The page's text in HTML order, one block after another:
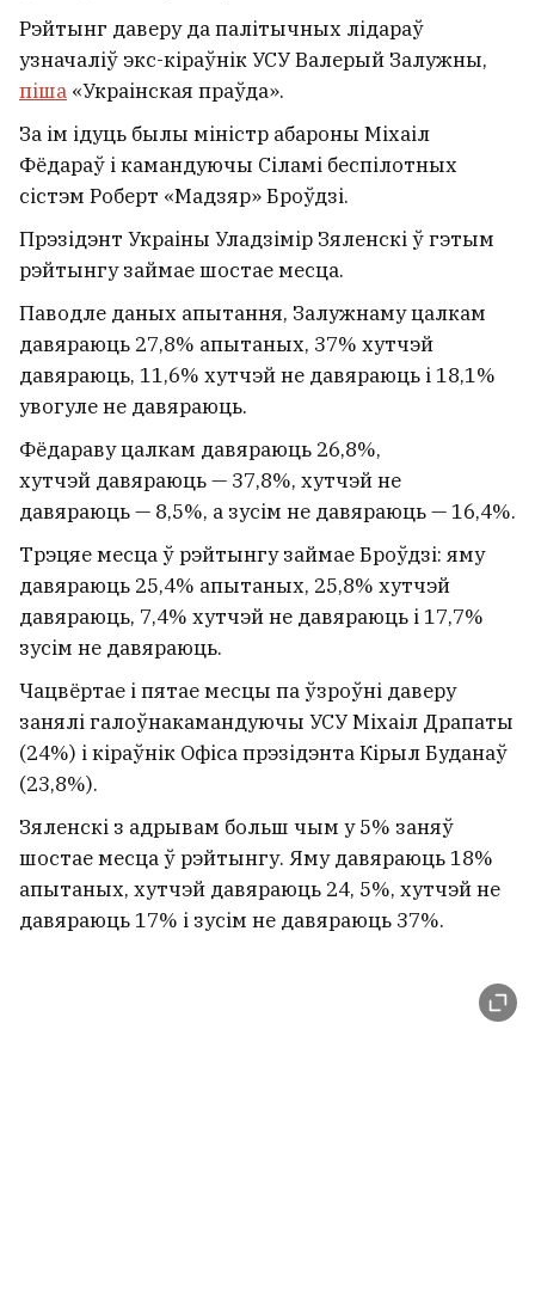
Рэйтынг даверу да палітычных лідараў
узначаліў экс-кіраўнік УСУ Валерый Залужны,
піша «Украінская праўда».
За ім ідуць былы міністр абароны Міхаіл
Фёдараў і камандуючы Сіламі беспілотных
сістэм Роберт «Мадзяр» Броўдзі.
Прэзідэнт Украіны Уладзімір Зяленскі ў гэтым
рэйтынгу займае шостае месца.
Паводле даных апытання, Залужнаму цалкам
давяраюць 27,8% апытаных, 37% хутчэй
давяраюць, 11,6% хутчэй не давяраюць і 18,1%
увогуле не давяраюць.
Фёдараву цалкам давяраюць 26,8%,
хутчэй давяраюць — 37,8%, хутчэй не
давяраюць — 8,5%, а зусім не давяраюць — 16,4%.
Трэцяе месца ў рэйтынгу займае Броўдзі: яму
давяраюць 25,4% апытаных, 25,8% хутчэй
давяраюць, 7,4% хутчэй не давяраюць і 17,7%
зусім не давяраюць.
Чацвёртае і пятае месцы па ўзроўні даверу
занялі галоўнакамандуючы УСУ Міхаіл Драпаты
(24%) і кіраўнік Офіса прэзідэнта Кірыл Буданаў
(23,8%).
Зяленскі з адрывам больш чым у 5% заняў
шостае месца ў рэйтынгу. Яму давяраюць 18%
апытаных, хутчэй давяраюць 24, 5%, хутчэй не
давяраюць 17% і зусім не давяраюць 37%.